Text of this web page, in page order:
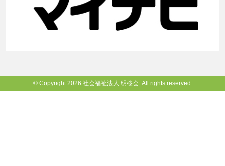
© Copyright 2026 社会福祉法人 明桜会. All rights reserved.